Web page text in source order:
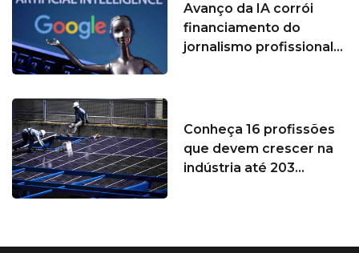
Avanço da IA corrói
financiamento do
jornalismo profissional...
Conheça 16 profissões
que devem crescer na
indústria até 203...